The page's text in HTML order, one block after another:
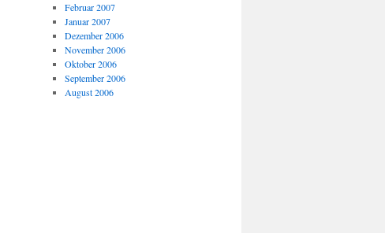
Februar 2007
Januar 2007
Dezember 2006
November 2006
Oktober 2006
September 2006
August 2006